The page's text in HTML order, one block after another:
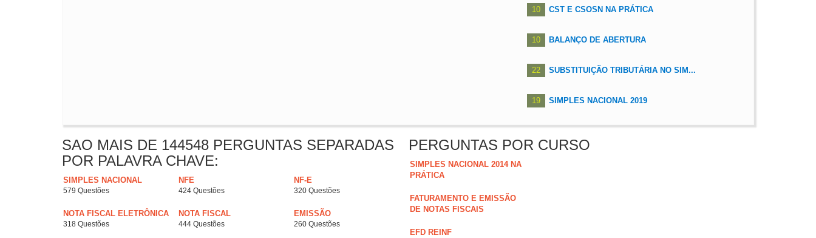
10 CST E CSOSN NA PRÁTICA
10 BALANÇO DE ABERTURA
22 SUBSTITUIÇÃO TRIBUTÁRIA NO SIM...
19 SIMPLES NACIONAL 2019
SAO MAIS DE 144548 PERGUNTAS SEPARADAS
POR PALAVRA CHAVE:
SIMPLES NACIONAL
579 Questões
NFE
424 Questões
NF-E
320 Questões
NOTA FISCAL ELETRÔNICA
318 Questões
NOTA FISCAL
444 Questões
EMISSÃO
260 Questões
PERGUNTAS POR CURSO
SIMPLES NACIONAL 2014 NA
PRÁTICA
FATURAMENTO E EMISSÃO
DE NOTAS FISCAIS
EFD REINF